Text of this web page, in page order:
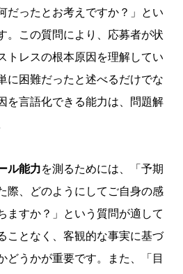
だったとお考えですか？」とい
。この質問により、応募者が状
トレスの根本原因を理解してい
に困難だったと述べるだけでな
を言語化できる能力は、問題解
ル能力を測るためには、「予期
際、どのようにしてご自身の感
ますか？」という質問が適して
ことなく、客観的な事実に基づ
どうかが重要です。また、「目